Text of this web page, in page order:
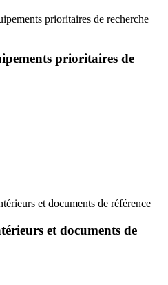
prioritaires de recherche
prioritaires de
et documents de référence
et documents de